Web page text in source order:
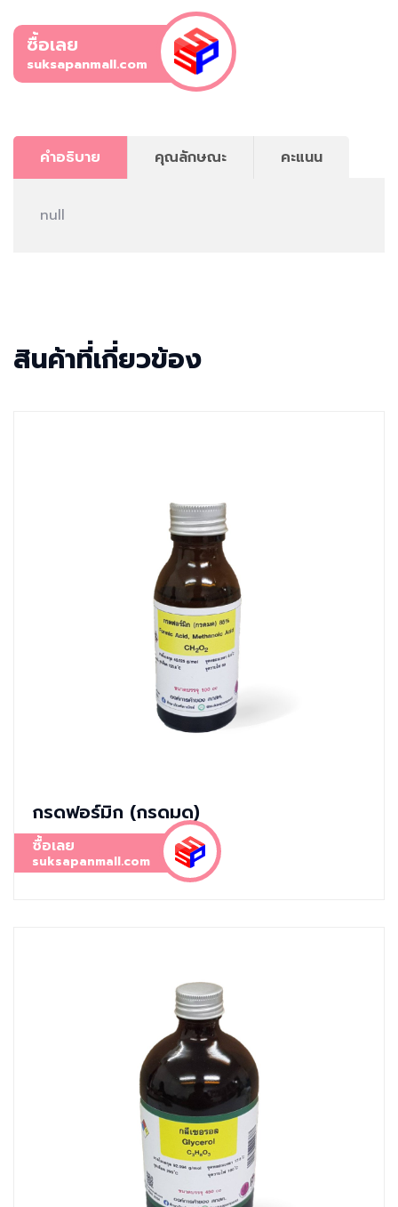
ซื้อเลย
suksapanmall.com
คำอธิบาย คุณลักษณะ คะแนน
null
สินค้าที่เกี่ยวข้อง
กรดฟอร์มิก (กรดมด)
ซื้อเลย
suksapanmall.com